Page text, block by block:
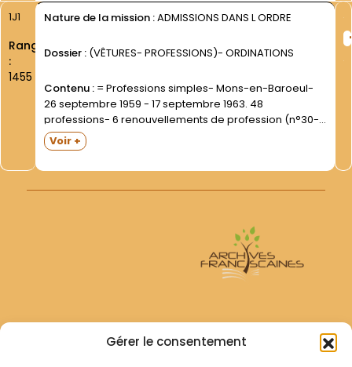
Gérer le consentement
1J1
Rang
:
1455
Nature de la mission :ADMISSIONS DANS L ORDRE
Dossier : (VÊTURES- PROFESSIONS)- ORDINATIONS
Contenu := Professions simples- Mons-en-Baroeul-
26 septembre 1959 - 17 septembre 1963. 48
professions- 6 renouvellements de profession (n°30-
39-40- 41- 42- 43). En fin de registre- deux professions
solennelles - celles des frères Jean-Loup DUHAMEAU
Voir +
Archives Franciscaines